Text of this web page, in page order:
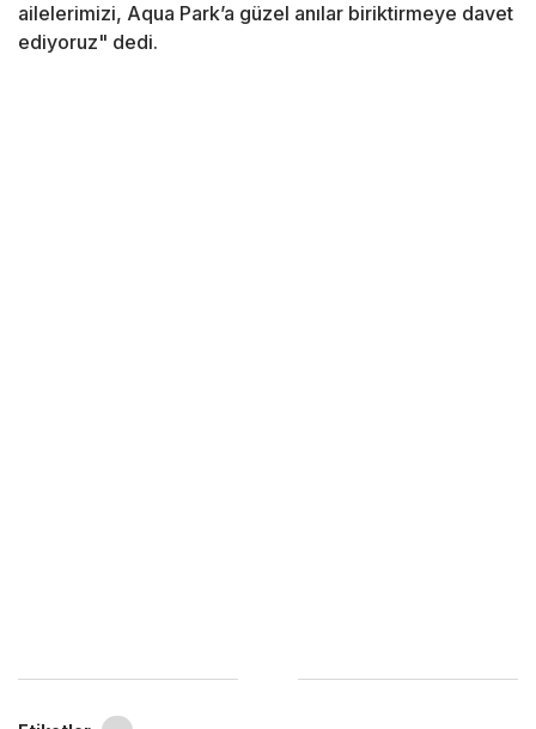
ailelerimizi, Aqua Park’a güzel anılar biriktirmeye davet
ediyoruz" dedi.